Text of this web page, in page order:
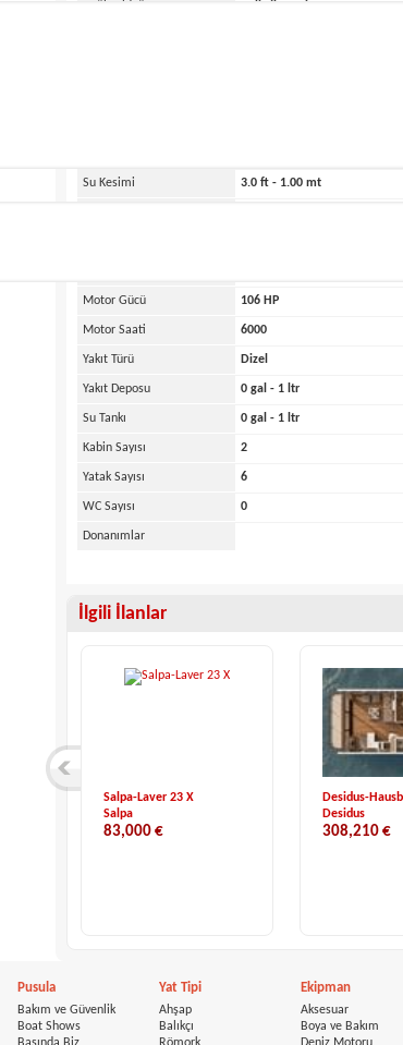
Su Kesimi 3.0 ft - 1.00 mt
Motor Gücü 106 HP
Motor Saati 6000
Yakıt Türü Dizel
Yakıt Deposu 0 gal - 1 ltr
Su Tankı 0 gal - 1 ltr
Kabin Sayısı 2
Yatak Sayısı 6
WC Sayısı 0
Donanımlar
İlgili İlanlar
Salpa-Laver 23 X
Salpa
83,000 €
Desidus-
Desidus
308,210 €
Pusula
Bakım ve Güvenlik
Boat Shows
Yat Tipi
Ahşap
Balıkçı
Ekipman
Aksesuar
Boya ve Bakım